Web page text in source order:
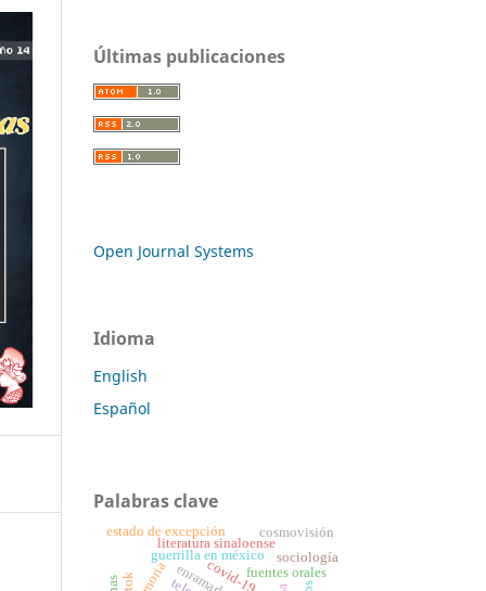
Últimas publicaciones
Open Journal Systems
Idioma
English
Español
Palabras clave
covid-19
guerrilla en méxico
literatura sinaloense
fuentes orales
enramada
cosmovisión
sociología
estado de excepción